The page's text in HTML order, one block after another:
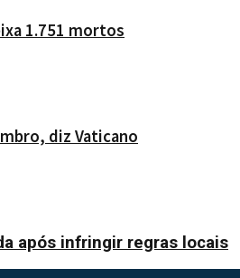
1.751 mortos
diz Vaticano
após infringir regras locais